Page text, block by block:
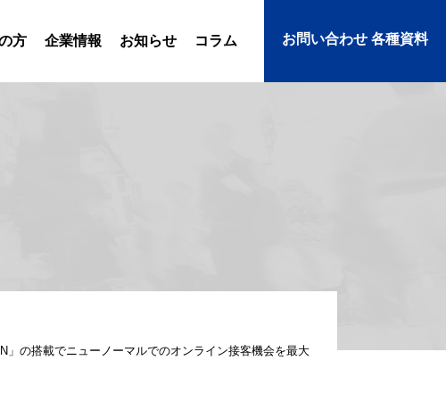
方 企業情報 お知らせ コラム お問い合わせ 各種資料
」の搭載でニューノーマルでのオンライン接客機会を最大